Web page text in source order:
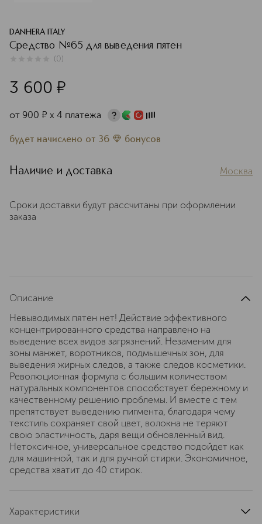
DANHERA ITALY
Средство №65 для выведения пятен
(0)
3 600 ¤
от 900 ¤ х 4 платежа
будет начислено от 36 бонусов
Наличие и доставка Москва
Сроки доставки будут рассчитаны при оформлении
заказа
Описание
Невыводимых пятен нет! Действие эффективного
концентрированного средства направлено на
выведение всех видов загрязнений. Незаменим для
зоны манжет, воротников, подмышечных зон, для
выведения жирных следов, а также следов косметики.
Революционная формула с большим количеством
натуральных компонентов способствует бережному и
качественному решению проблемы. И вместе с тем
препятствует выведению пигмента, благодаря чему
текстиль сохраняет свой цвет, волокна не теряют
свою эластичность, даря вещи обновленный вид.
Нетоксичное, универсальное средство подойдет как
для машинной, так и для ручной стирки. Экономичное,
средства хватит до 40 стирок.
Характеристики